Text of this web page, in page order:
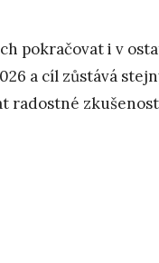
pokračovat i v
a cíl zůstává
radostné